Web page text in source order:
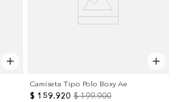
Camiseta Tipo Polo Boxy Ae
$ 159.920 $ 199.900